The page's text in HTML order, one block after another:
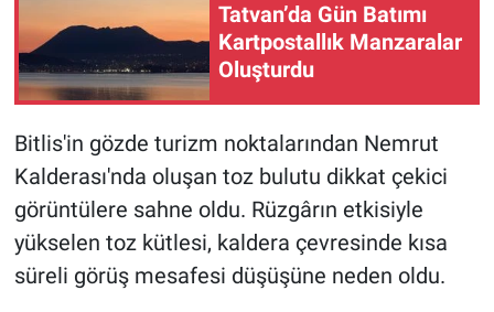
Tatvan’da Gün Batımı
Kartpostallık Manzaralar
Oluşturdu
Bitlis'in gözde turizm noktalarından Nemrut
Kalderası'nda oluşan toz bulutu dikkat çekici
görüntülere sahne oldu. Rüzgârın etkisiyle
yükselen toz kütlesi, kaldera çevresinde kısa
süreli görüş mesafesi düşüşüne neden oldu.